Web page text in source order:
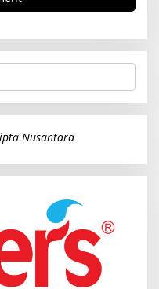
Nusantara